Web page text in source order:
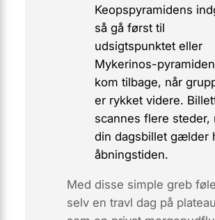
Keopspyramidens
så gå først til
udsigtspunktet eller
Mykerinos-
kom tilbage, når
er rykket videre.
scannes flere steder,
din dagsbillet gælder
åbningstiden.
Med disse simple greb
selv en travl dag på